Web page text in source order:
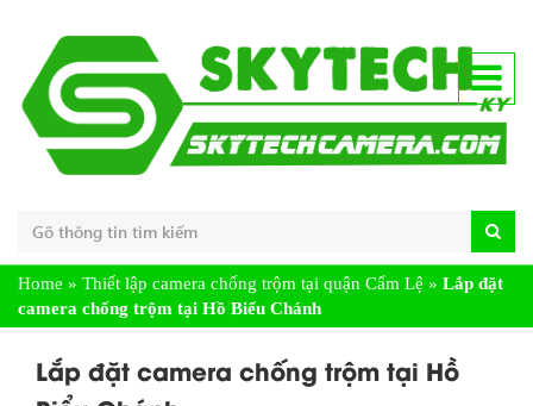
Home » Thiết lập camera chống trộm tại quận Cẩm Lệ » Lắp đặt
camera chống trộm tại Hồ Biểu Chánh
Lắp đặt camera chống trộm tại Hồ